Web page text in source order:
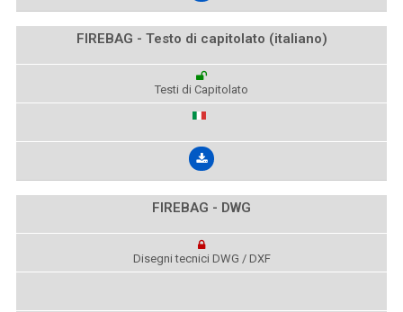
FIREBAG - Testo di capitolato (italiano)
Testi di Capitolato
FIREBAG - DWG
Disegni tecnici DWG / DXF